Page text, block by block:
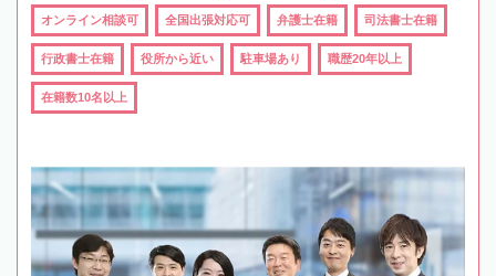
オンライン相談可 全国出張対応可 弁護士在籍 司法書士在籍
行政書士在籍 役所から近い 駐車場あり 職歴20年以上
在籍数10名以上